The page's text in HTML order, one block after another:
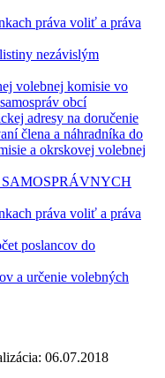
práva voliť a práva
nezávislým
volebnej komisie vo
obcí
adresy na doručenie
člena a náhradníka do
a okrskovej volebnej
práva voliť a práva
poslancov do
a určenie volebných
06.07.2018